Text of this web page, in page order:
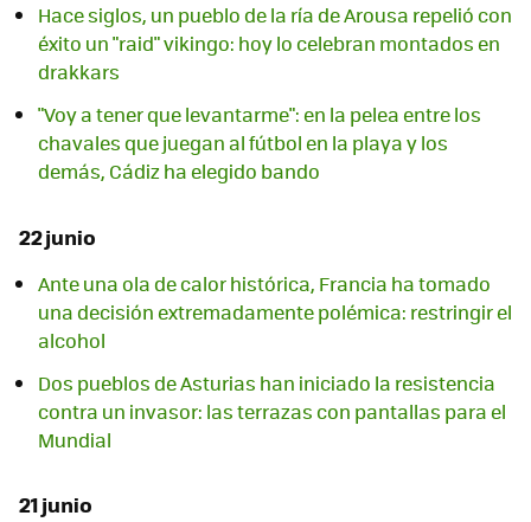
Hace siglos, un pueblo de la ría de Arousa repelió con
éxito un "raid" vikingo: hoy lo celebran montados en
drakkars
"Voy a tener que levantarme": en la pelea entre los
chavales que juegan al fútbol en la playa y los
demás, Cádiz ha elegido bando
22 junio
Ante una ola de calor histórica, Francia ha tomado
una decisión extremadamente polémica: restringir el
alcohol
Dos pueblos de Asturias han iniciado la resistencia
contra un invasor: las terrazas con pantallas para el
Mundial
21 junio